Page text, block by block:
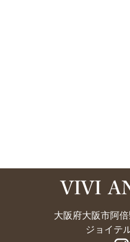
大阪府大阪市阿
ジョイテ